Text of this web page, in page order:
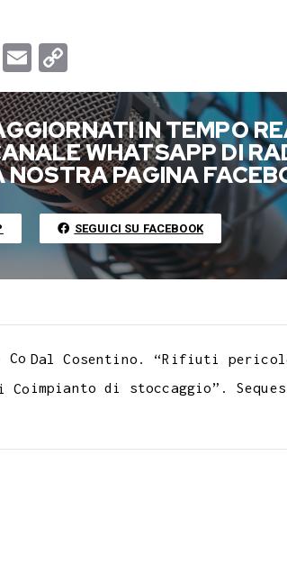
T
E
m
a
i
l
o
p
y
L
i
n
k
IN TEMPO
WHATSAPP DI
NOSTRA PAGINA
SEGUICI SU FACEBOOK
Co
Dal Cosentino. “Rifiuti
impianto di stoccaggio”.